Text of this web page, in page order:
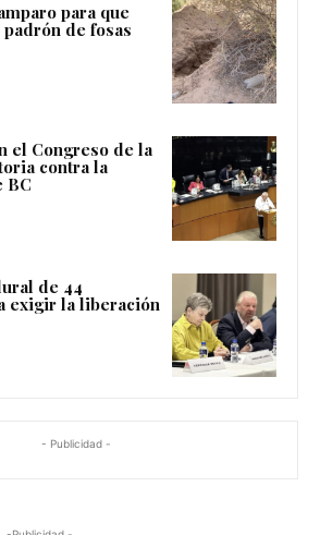
para que
de fosas
el Congreso de la
contra la
BC
de 44
exigir la liberación
- Publicidad -